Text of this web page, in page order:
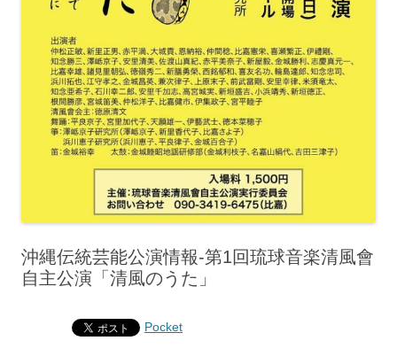
沖縄伝統芸能公演情報‐第1回琉球音楽清風會
自主公演「清風のうた」
Pocket